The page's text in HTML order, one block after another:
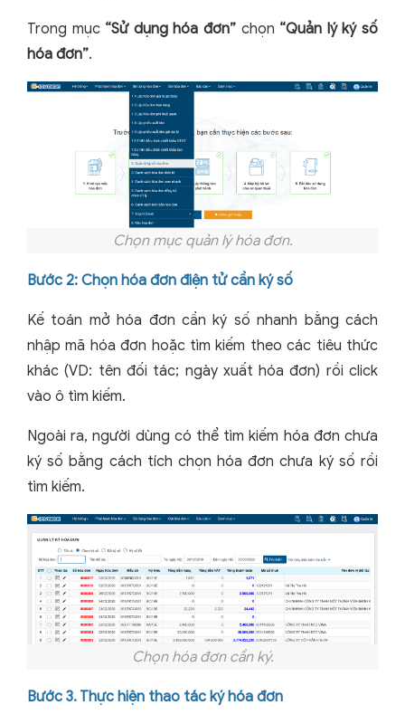
Trong mục “Sử dụng hóa đơn” chọn “Quản lý ký số
hóa đơn”.
Chọn mục quản lý hóa đơn.
Bước 2: Chọn hóa đơn điện tử cần ký số
Kế toán mở hóa đơn cần ký số nhanh bằng cách
nhập mã hóa đơn hoặc tìm kiếm theo các tiêu thức
khác (VD: tên đối tác; ngày xuất hóa đơn) rồi click
vào ô tìm kiếm.
Ngoài ra, người dùng có thể tìm kiếm hóa đơn chưa
ký số bằng cách tích chọn hóa đơn chưa ký số rồi
tìm kiếm.
Chọn hóa đơn cần ký.
Bước 3. Thực hiện thao tác ký hóa đơn